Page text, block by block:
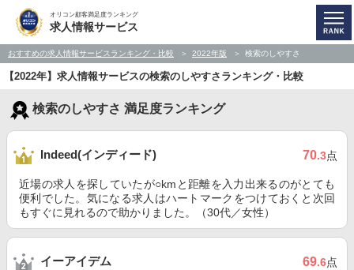
オリコン顧客満足度ランキング
求人情報サービス
おすすめの求人情報サービスランキング・比較 2022年版 検索のしやすさ
【2022年】求人情報サービスの検索のしやすさランキング・比較
検索のしやすさ 満足度ランキング
Indeed(インディード) 70.3点
近場の求人を探していたが○kmと距離を入力出来るのがとても
便利でした。気になる求人はハートマークをつけておくと次回
もすぐに見れるので助かりました。（30代／女性）
イーアイデム 69.6点